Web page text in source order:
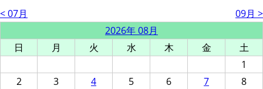
< 07月
09月 >
2026年 08月
日
月 火 水 木 金
土
1
2
3 4 5 6 7
8